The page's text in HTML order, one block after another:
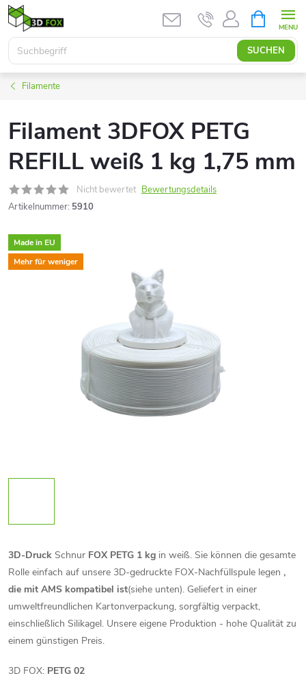
Zum
Inhalt
springen
SUCHEN
Filamente
Filament 3DFOX PETG
REFILL weiß 1 kg 1,75 mm
Nicht bewertet Bewertungsdetails
Artikelnummer: 5910
Made in EU
Mehr für weniger
3D-Druck Schnur FOX PETG 1 kg in weiß. Sie können die gesamte
Rolle einfach auf unsere 3D-gedruckte FOX-Nachfüllspule legen ,
die mit AMS kompatibel ist(siehe unten). Geliefert in einer
umweltfreundlichen Kartonverpackung, sorgfältig verpackt,
einschließlich Silikagel. Unsere eigene Produktion - hohe Qualität zu
einem günstigen Preis.
3D FOX: PETG 02